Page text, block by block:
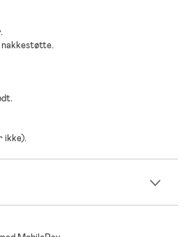
nakkestøtte.
ikke).